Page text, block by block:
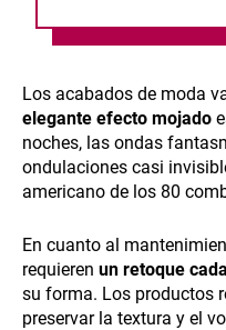
Los acabados de moda
elegante efecto mojado
noches, las ondas
ondulaciones casi
americano de los 80
En cuanto al
requieren un retoque
su forma. Los productos
preservar la textura y el